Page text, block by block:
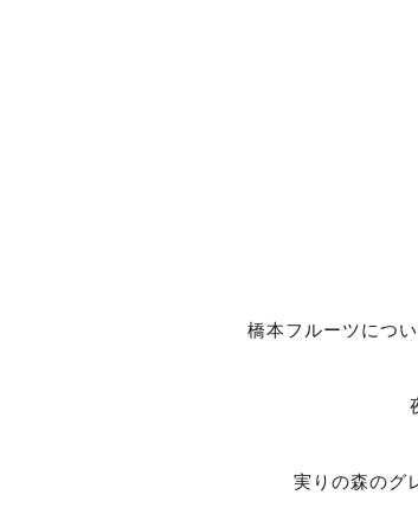
橋本フルーツについ
実りの森のグ